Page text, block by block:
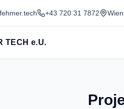
+43 720 31 7872
TECH e.U.